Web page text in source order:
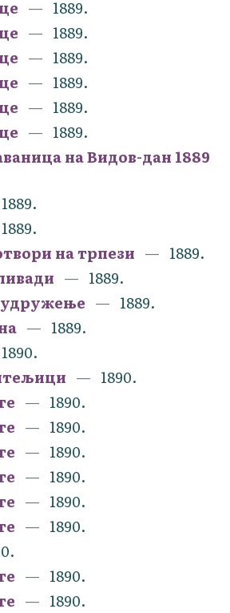
1889.
1889.
1889.
1889.
1889.
1889.
на Видов-дан 1889
1889.
1889.
на трпези
1889.
1889.
удружење
1889.
1889.
1890.
1890.
1890.
1890.
1890.
1890.
1890.
1890.
1890.
1890.